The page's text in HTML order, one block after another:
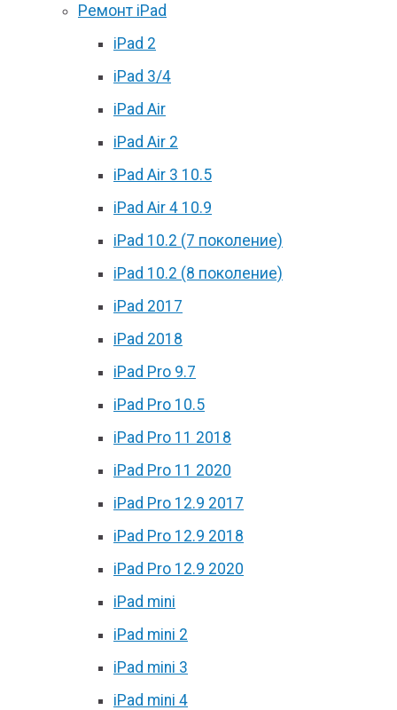
Ремонт iPad
iPad 2
iPad 3/4
iPad Air
iPad Air 2
iPad Air 3 10.5
iPad Air 4 10.9
iPad 10.2 (7 поколение)
iPad 10.2 (8 поколение)
iPad 2017
iPad 2018
iPad Pro 9.7
iPad Pro 10.5
iPad Pro 11 2018
iPad Pro 11 2020
iPad Pro 12.9 2017
iPad Pro 12.9 2018
iPad Pro 12.9 2020
iPad mini
iPad mini 2
iPad mini 3
iPad mini 4